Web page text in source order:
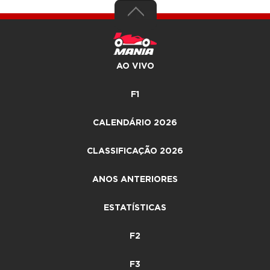
AO VIVO
F1
CALENDÁRIO 2026
CLASSIFICAÇÃO 2026
ANOS ANTERIORES
ESTATÍSTICAS
F2
F3